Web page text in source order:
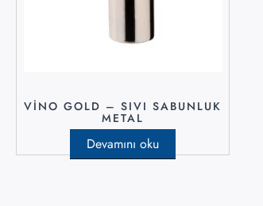
VINO GOLD – SIVI SABUNLUK
METAL
Devamını oku